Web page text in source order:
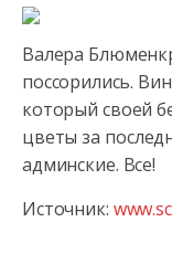
Валера
поссорились.
который своей
цветы за
админские. Все!
Источник: